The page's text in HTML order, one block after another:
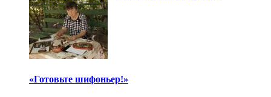
«Готовьте шифоньер!»